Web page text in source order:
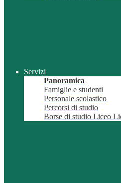
Servizi
Panoramica
Famiglie e studenti
Personale scolastico
Percorsi di studio
Borse di studio Liceo